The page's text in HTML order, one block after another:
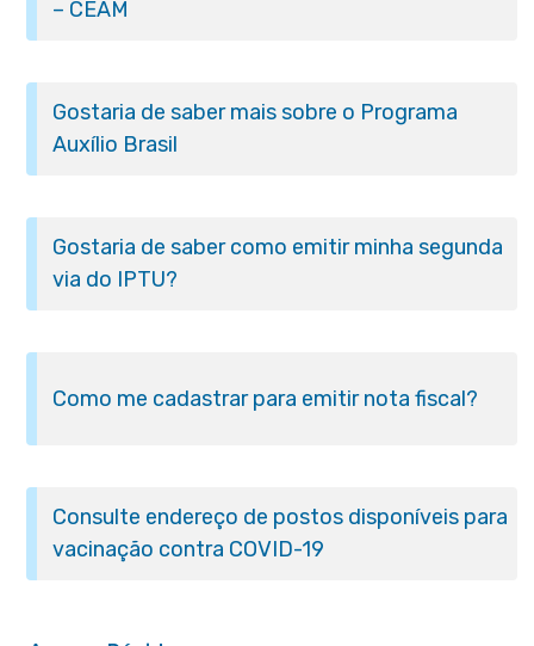
– CEAM
Gostaria de saber mais sobre o Programa
Auxílio Brasil
Gostaria de saber como emitir minha segunda
via do IPTU?
Como me cadastrar para emitir nota fiscal?
Consulte endereço de postos disponíveis para
vacinação contra COVID-19